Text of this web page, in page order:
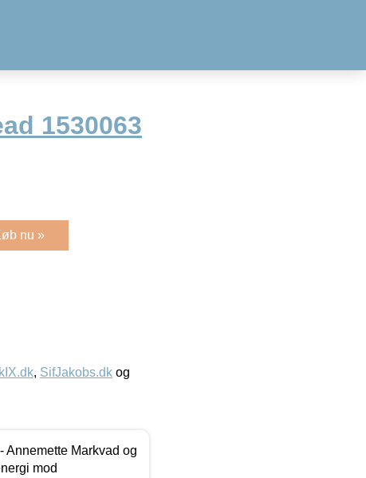
1530063
nu »
, SifJakobs.dk og
Annemette Markvad og
mod